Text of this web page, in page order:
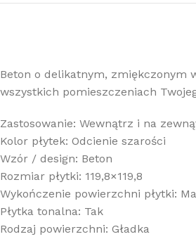
Beton o delikatnym, zmiękczonym
wszystkich pomieszczeniach
Zastosowanie: Wewnątrz i na
Kolor płytek: Odcienie szarości
Wzór / design: Beton
Rozmiar płytki: 119,8×119,8
Wykończenie powierzchni płytki:
Płytka tonalna: Tak
Rodzaj powierzchni: Gładka